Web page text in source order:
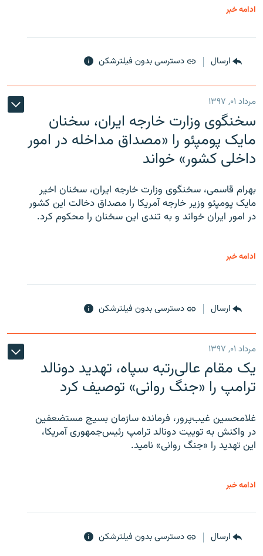
ادامه خبر
ارسال دسترسی بدون فیلترشکن
مرداد ۰۱, ۱۳۹۷
سخنگوی وزارت خارجه ایران، سخنان
مایک پومپئو را «مصداق مداخله در امور
داخلی کشور» خواند
بهرام قاسمی، سخنگوی وزارت خارجه ایران، سخنان اخیر
مایک پومپئو وزیر خارجه آمریکا را مصداق دخالت این کشور
در امور ایران خواند و به تندی این سخنان را محکوم کرد.
ادامه خبر
ارسال دسترسی بدون فیلترشکن
مرداد ۰۱, ۱۳۹۷
یک مقام عالی‌رتبه سپاه، تهدید دونالد
ترامپ را «جنگ روانی» توصیف کرد
غلامحسین غیب‌پرور، فرمانده سازمان بسیج مستضعفین
در واکنش به توییت دونالد ترامپ رئیس‌جمهوری آمریکا،
این تهدید را «جنگ روانی» نامید.
ادامه خبر
ارسال دسترسی بدون فیلترشکن